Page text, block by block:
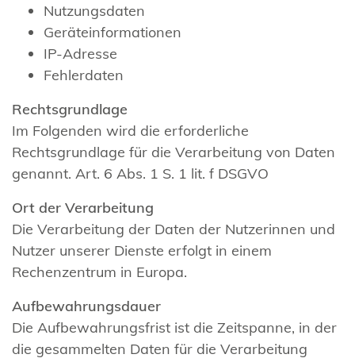
Nutzungsdaten
Geräteinformationen
IP-Adresse
Fehlerdaten
Rechtsgrundlage
Im Folgenden wird die erforderliche
Rechtsgrundlage für die Verarbeitung von Daten
genannt. Art. 6 Abs. 1 S. 1 lit. f DSGVO
Ort der Verarbeitung
Die Verarbeitung der Daten der Nutzerinnen und
Nutzer unserer Dienste erfolgt in einem
Rechenzentrum in Europa.
Aufbewahrungsdauer
Die Aufbewahrungsfrist ist die Zeitspanne, in der
die gesammelten Daten für die Verarbeitung